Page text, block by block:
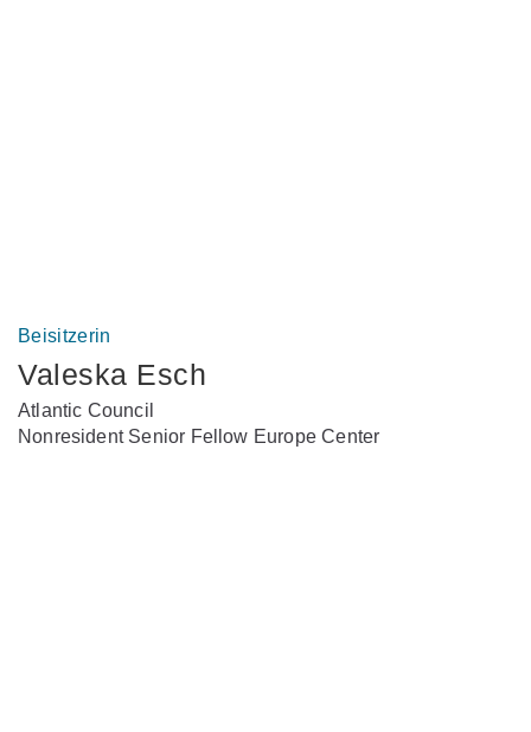
Beisitzerin
Valeska Esch
Atlantic Council
Nonresident Senior Fellow Europe Center